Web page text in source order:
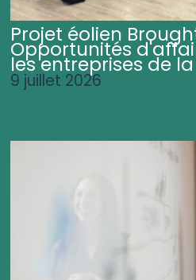
Projet éolien
Opportunités
les entreprises de
9 juillet 2026